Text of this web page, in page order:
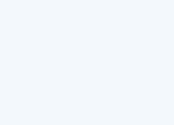
（医師が一般に認められている医
復の見込みがない状態に至ったと判
）がん末期、②関節リウマチ、③筋
んいしゅくせいそくさくこうかし
化症(こうじゅうじんたいこっかし
骨粗鬆症(こつそしょうしょう)、⑥
症、⑦パーキンソン病関連疾患、⑧
ずいしょうのうへんせいしょう)、